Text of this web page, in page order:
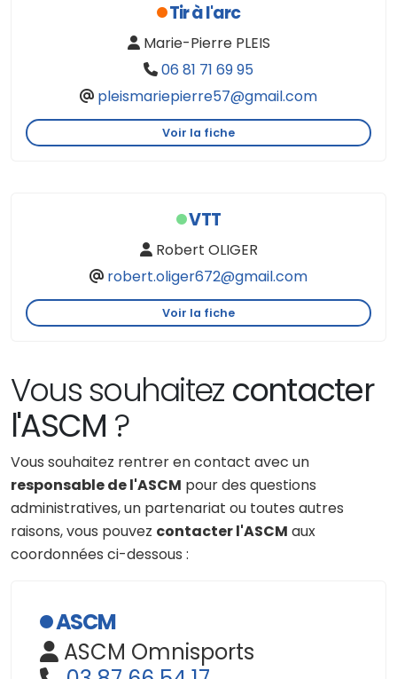
Tir à l'arc
Marie-Pierre PLEIS
06 81 71 69 95
pleismariepierre57@gmail.com
Voir la fiche
VTT
Robert OLIGER
robert.oliger672@gmail.com
Voir la fiche
Vous souhaitez contacter
l'ASCM ?
Vous souhaitez rentrer en contact avec un
responsable de l'ASCM pour des questions
administratives, un partenariat ou toutes autres
raisons, vous pouvez contacter l'ASCM aux
coordonnées ci-dessous :
ASCM
ASCM Omnisports